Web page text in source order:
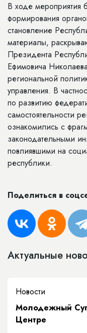
В ходе мероприятия
формирования
становление
материалы,
Президента
Ефимовича
региональной
управления. В
по развитию
самостоятельности
ознакомились с
законодательными
повлиявшими на
республики.
Поделиться в
Актуальные
Новости
Молодежный
Центре